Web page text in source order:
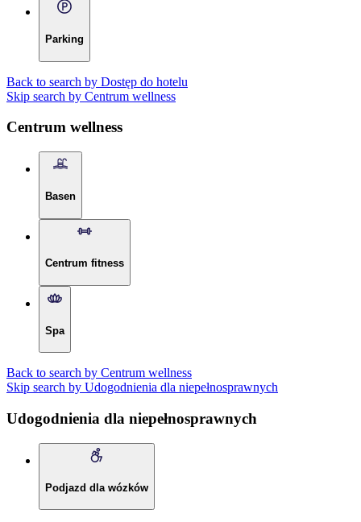
Parking
Back to search by Dostęp do hotelu
Skip search by Centrum wellness
Centrum wellness
Basen
Centrum fitness
Spa
Back to search by Centrum wellness
Skip search by Udogodnienia dla niepełnosprawnych
Udogodnienia dla niepełnosprawnych
Podjazd dla wózków